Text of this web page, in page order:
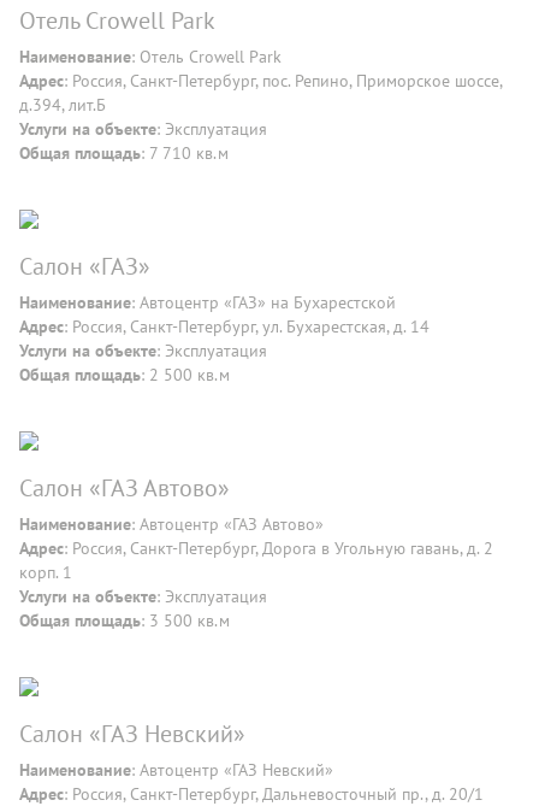
Отель Crowell Park
Наименование: Отель Crowell Park
Адрес: Россия, Санкт-Петербург, пос. Репино, Приморское шоссе,
д.394, лит.Б
Услуги на объекте: Эксплуатация
Общая площадь: 7 710 кв.м
Салон «ГАЗ»
Наименование: Автоцентр «ГАЗ» на Бухарестской
Адрес: Россия, Санкт-Петербург, ул. Бухарестская, д. 14
Услуги на объекте: Эксплуатация
Общая площадь: 2 500 кв.м
Салон «ГАЗ Автово»
Наименование: Автоцентр «ГАЗ Автово»
Адрес: Россия, Санкт-Петербург, Дорога в Угольную гавань, д. 2
корп. 1
Услуги на объекте: Эксплуатация
Общая площадь: 3 500 кв.м
Салон «ГАЗ Невский»
Наименование: Автоцентр «ГАЗ Невский»
Адрес: Россия, Санкт-Петербург, Дальневосточный пр., д. 20/1